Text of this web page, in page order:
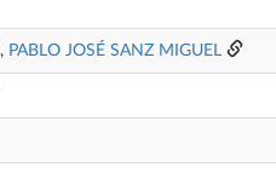
, PABLO JOSÉ SANZ MIGUEL